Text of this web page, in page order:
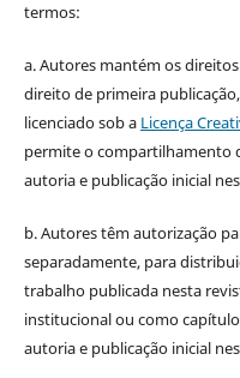
termos:
a. Autores mantém os
direito de primeira
licenciado sob a Licença
permite o compartilhamento
autoria e publicação inicial
b. Autores têm autorização
separadamente, para
trabalho publicada nesta
institucional ou como
autoria e publicação inicial